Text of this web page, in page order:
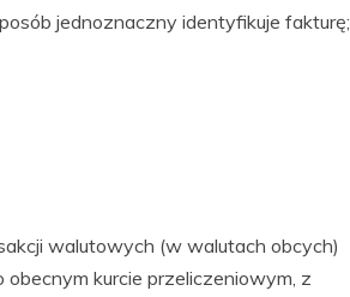
jednoznaczny identyfikuje fakturę;
walutowych (w walutach obcych)
kurcie przeliczeniowym, z